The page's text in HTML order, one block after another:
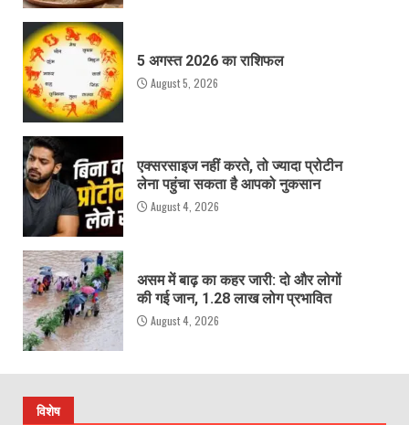
5 अगस्त 2026 का राशिफल
August 5, 2026
एक्सरसाइज नहीं करते, तो ज्यादा प्रोटीन
लेना पहुंचा सकता है आपको नुकसान
August 4, 2026
असम में बाढ़ का कहर जारी: दो और लोगों
की गई जान, 1.28 लाख लोग प्रभावित
August 4, 2026
विशेष